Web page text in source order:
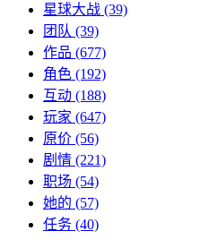
星球大战 (39)
团队 (39)
作品 (677)
角色 (192)
互动 (188)
玩家 (647)
原价 (56)
剧情 (221)
职场 (54)
她的 (57)
任务 (40)